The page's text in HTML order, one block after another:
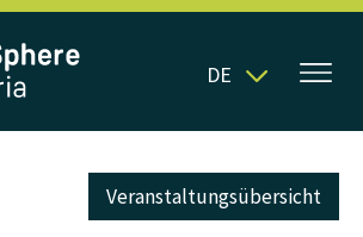
DE
Veranstaltungsübersicht